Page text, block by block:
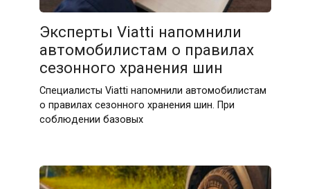
Эксперты Viatti напомнили
автомобилистам о правилах
сезонного хранения шин
Специалисты Viatti напомнили автомобилистам
о правилах сезонного хранения шин. При
соблюдении базовых